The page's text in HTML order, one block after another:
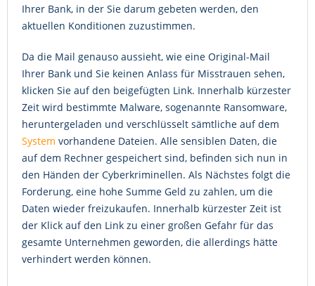
Ihrer Bank, in der Sie darum gebeten werden, den
aktuellen Konditionen zuzustimmen.
Da die Mail genauso aussieht, wie eine Original-Mail
Ihrer Bank und Sie keinen Anlass für Misstrauen sehen,
klicken Sie auf den beigefügten Link. Innerhalb kürzester
Zeit wird bestimmte Malware, sogenannte Ransomware,
heruntergeladen und verschlüsselt sämtliche auf dem
System vorhandene Dateien. Alle sensiblen Daten, die
auf dem Rechner gespeichert sind, befinden sich nun in
den Händen der Cyberkriminellen. Als Nächstes folgt die
Forderung, eine hohe Summe Geld zu zahlen, um die
Daten wieder freizukaufen. Innerhalb kürzester Zeit ist
der Klick auf den Link zu einer großen Gefahr für das
gesamte Unternehmen geworden, die allerdings hätte
verhindert werden können.